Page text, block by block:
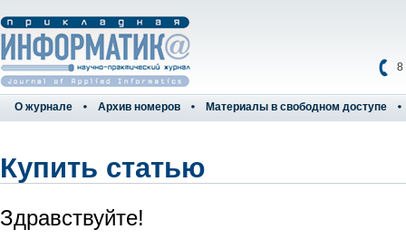
8
О журнале Архив номеров Материалы в свободном доступе
Купить статью
Здравствуйте!